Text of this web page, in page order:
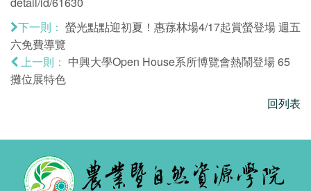
下一則：
螢光點點迎初夏！惠蓀林場4/17起賞螢登場 週五
六免費導覽
上一則：
中興大學Open House系所博覽會熱鬧登場 65
攤位展特色
回列表